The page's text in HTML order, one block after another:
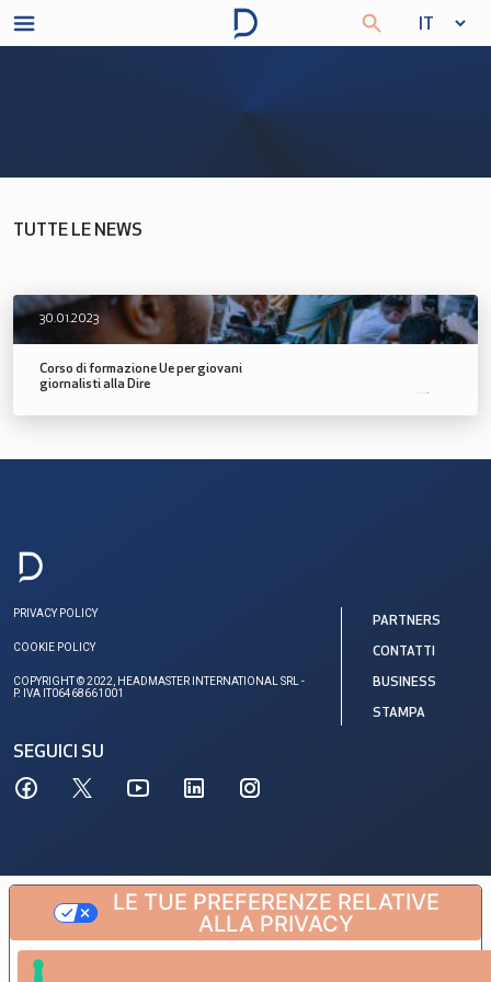
TUTTE LE NEWS
30.01.2023
Corso di formazione Ue per giovani
giornalisti alla Dire
PRIVACY POLICY
COOKIE POLICY
COPYRIGHT © 2022, HEADMASTER INTERNATIONAL SRL -
P. IVA IT06468661001
SEGUICI SU
PARTNERS
CONTATTI
BUSINESS
STAMPA
LE TUE PREFERENZE RELATIVE
ALLA PRIVACY